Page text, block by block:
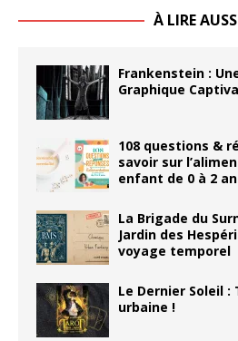
À LIRE
Frankenstein :
Graphique
108 questions &
savoir sur
enfant de 0 à 2
La Brigade du
Jardin des
voyage temporel
Le Dernier Soleil
urbaine !